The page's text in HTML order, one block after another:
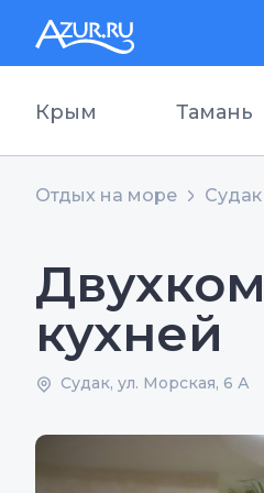
Крым Тамань
Отдых на море
кухней
Судак, ул. Морская, 6 А